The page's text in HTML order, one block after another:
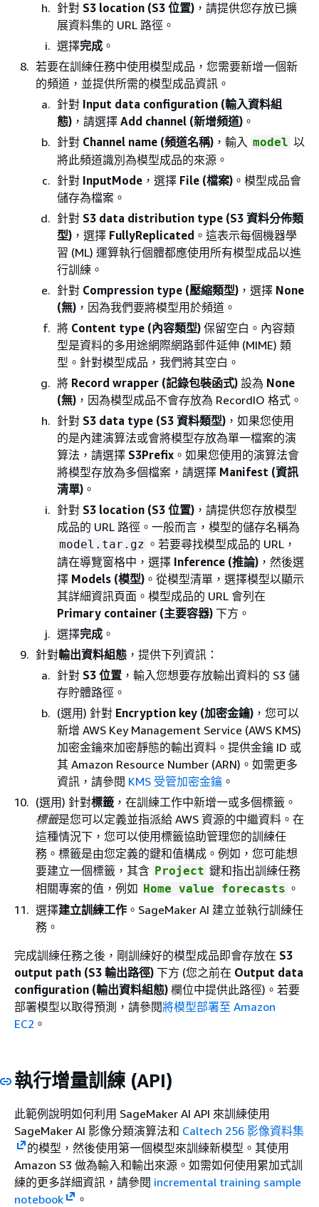
針對 S3 location (S3 位置) ，請提供您存放已擴
展資料集的 URL 路徑。
選擇完成 。
若要在訓練任務中使用模型成品，您需要新增一個新
的頻道，並提供所需的模型成品資訊。
針對 Input data configuration (輸入資料組
態) ，請選擇 Add channel (新增頻道) 。
針對 Channel name (頻道名稱) ，輸入 model 以
將此頻道識別為模型成品的來源。
針對 InputMode ，選擇 File (檔案) 。模型成品會
儲存為檔案。
針對 S3 data distribution type (S3 資料分佈類
型) ，選擇 FullyReplicated 。這表示每個機器學
習 (ML) 運算執行個體都應使用所有模型成品以進
行訓練。
針對 Compression type (壓縮類型) ，選擇 None
(無) ，因為我們要將模型用於頻道。
將 Content type (內容類型) 保留空白。內容類
型是資料的多用途網際網路郵件延伸 (MIME) 類
型。針對模型成品，我們將其空白。
將 Record wrapper (記錄包裝函式) 設為 None
(無) ，因為模型成品不會存放為 RecordIO 格式。
針對 S3 data type (S3 資料類型) ，如果您使用
的是內建演算法或會將模型存放為單一檔案的演
算法，請選擇 S3Prefix 。如果您使用的演算法會
將模型存放為多個檔案，請選擇 Manifest (資訊
清單) 。
針對 S3 location (S3 位置) ，請提供您存放模型
成品的 URL 路徑。一般而言，模型的儲存名稱為
model.tar.gz 。若要尋找模型成品的 URL，
請在導覽窗格中，選擇 Inference (推論) ，然後選
擇 Models (模型) 。從模型清單，選擇模型以顯示
其詳細資訊頁面。模型成品的 URL 會列在
Primary container (主要容器) 下方。
選擇完成 。
針對輸出資料組態 ，提供下列資訊：
針對 S3 位置 ，輸入您想要存放輸出資料的 S3 儲
存貯體路徑。
(選用) 針對 Encryption key (加密金鑰) ，您可以
新增 AWS Key Management Service (AWS KMS)
加密金鑰來加密靜態的輸出資料。提供金鑰 ID 或
其 Amazon Resource Number (ARN)。如需更多
資訊，請參閱 KMS 受管加密金鑰 。
(選用) 針對標籤 ，在訓練工作中新增一或多個標籤。
標籤是您可以定義並指派給 AWS 資源的中繼資料。在
這種情況下，您可以使用標籤協助管理您的訓練任
務。標籤是由您定義的鍵和值構成。例如，您可能想
要建立一個標籤，其含 Project 鍵和指出訓練任務
相關專案的值，例如 Home value forecasts 。
選擇建立訓練工作 。SageMaker AI 建立並執行訓練任
務。
完成訓練任務之後，剛訓練好的模型成品即會存放在 S3
output path (S3 輸出路徑) 下方 (您之前在 Output data
configuration (輸出資料組態) 欄位中提供此路徑)。若要
部署模型以取得預測，請參閱將模型部署至 Amazon
EC2 。
執行增量訓練 (API)
此範例說明如何利用 SageMaker AI API 來訓練使用
SageMaker AI 影像分類演算法和 Caltech 256 影像資料集
的模型，然後使用第一個模型來訓練新模型。其使用
Amazon S3 做為輸入和輸出來源。如需如何使用累加式訓
練的更多詳細資訊，請參閱 incremental training sample
notebook
。